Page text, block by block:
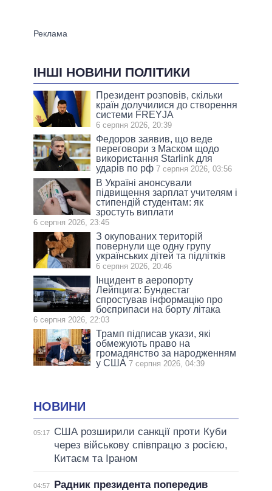
ІНШІ НОВИНИ ПОЛІТИКИ
Президент розповів, скільки
країн долучилися до створення
системи FREYJA
6 серпня 2026, 20:39
Федоров заявив, що веде
переговори з Маском щодо
використання Starlink для
ударів по рф 7 серпня 2026, 03:56
В Україні анонсували
підвищення зарплат учителям і
стипендій студентам: як
зростуть виплати
6 серпня 2026, 23:45
З окупованих територій
повернули ще одну групу
українських дітей та підлітків
6 серпня 2026, 20:46
Інцидент в аеропорту
Лейпцига: Бундестаг
спростував інформацію про
боєприпаси на борту літака
6 серпня 2026, 22:03
Трамп підписав укази, які
обмежують право на
громадянство за народженням
у США 7 серпня 2026, 04:39
НОВИНИ
05:17
США розширили санкції проти Куби
через військову співпрацю з росією,
Китаєм та Іраном
04:57
Радник президента попередив